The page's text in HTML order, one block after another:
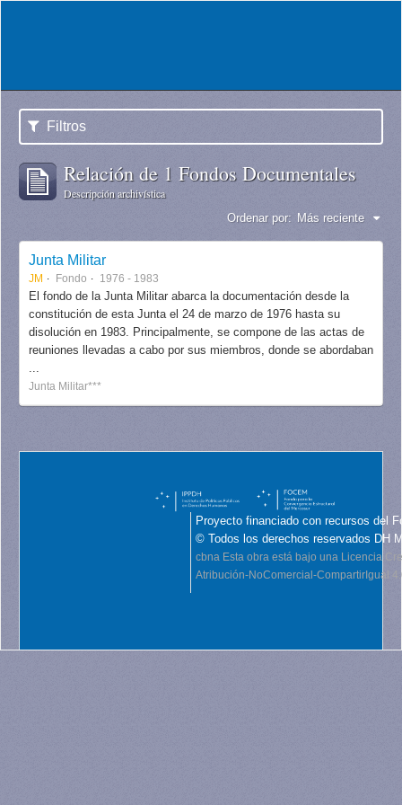
Filtros
Relación de 1 Fondos Documentales
Descripción archivística
Ordenar por: Más reciente
Junta Militar
JM Fondo 1976 - 1983
El fondo de la Junta Militar abarca la documentación desde la
constitución de esta Junta el 24 de marzo de 1976 hasta su
disolución en 1983. Principalmente, se compone de las actas de
reuniones llevadas a cabo por sus miembros, donde se abordaban
...
Junta Militar***
Proyecto financiado con recursos del
© Todos los derechos reservados DH
cbna Esta obra está bajo una Licencia
Atribución-NoComercial-CompartirIgual